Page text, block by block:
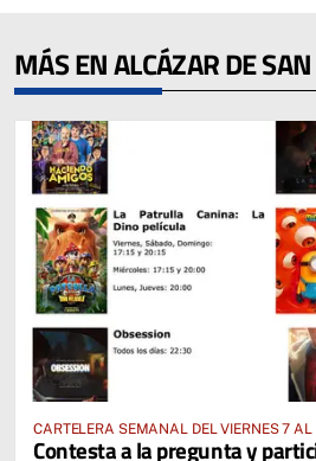
MÁS EN ALCÁZAR DE
CARTELERA SEMANAL DEL VIERNES 7 AL
2026
Contesta a la pregunta y